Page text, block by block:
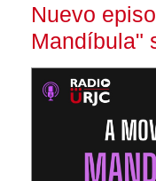
Nuevo
Mandíbula"